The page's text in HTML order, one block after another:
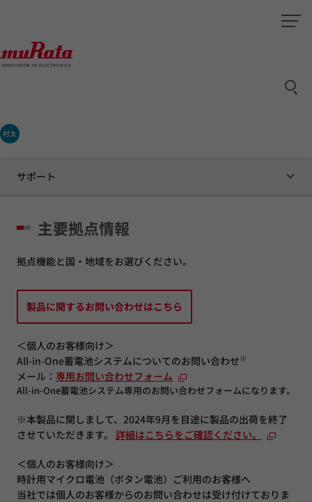
村太
サポート
主要拠点情報
拠点機能と国・地域をお選びください。
製品に関するお問い合わせはこちら
＜個人のお客様向け＞
All-in-One蓄電池システムについてのお問い合わせ ※
メール： 専用お問い合わせフォーム
All-in-One蓄電池システム専用のお問い合わせフォームになります。
※本製品に関しまして、2024年9月を目途に製品の出荷を終了
させていただきます。 詳細はこちらをご確認ください。
＜個人のお客様向け＞
時計用マイクロ電池（ボタン電池）ご利用のお客様へ
当社では個人のお客様からのお問い合わせは受け付けておりま